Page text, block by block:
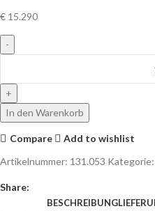
€ 15.290
In den Warenkorb
Compare
Add to wishlist
Artikelnummer: 131.053 Kategorie:
Share:
BESCHREIBUNG